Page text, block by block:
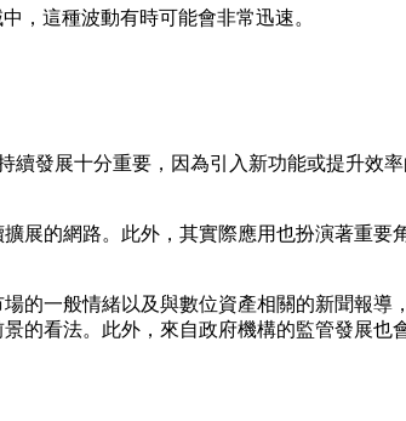
，這種波動有時可能會非常迅速。
發展十分重要，因為引入新功能或提升效
展的網路。此外，其實際應用也扮演著重
的一般情緒以及與數位資產相關的新聞報導
的看法。此外，來自政府機構的監管發展也